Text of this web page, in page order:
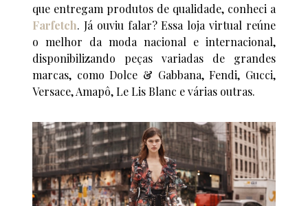
que entregam produtos de qualidade, conheci a
Farfetch. Já ouviu falar? Essa loja virtual reúne
o melhor da moda nacional e internacional,
disponibilizando peças variadas de grandes
marcas, como Dolce & Gabbana, Fendi, Gucci,
Versace, Amapô, Le Lis Blanc e várias outras.